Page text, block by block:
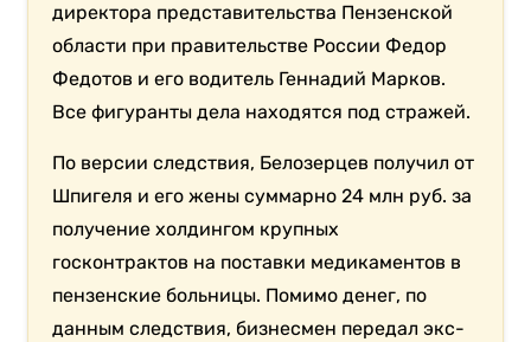
директора представительства Пензенской
области при правительстве России Федор
Федотов и его водитель Геннадий Марков.
Все фигуранты дела находятся под стражей.
По версии следствия, Белозерцев получил от
Шпигеля и его жены суммарно 24 млн руб. за
получение холдингом крупных
госконтрактов на поставки медикаментов в
пензенские больницы. Помимо денег, по
данным следствия, бизнесмен передал экс-